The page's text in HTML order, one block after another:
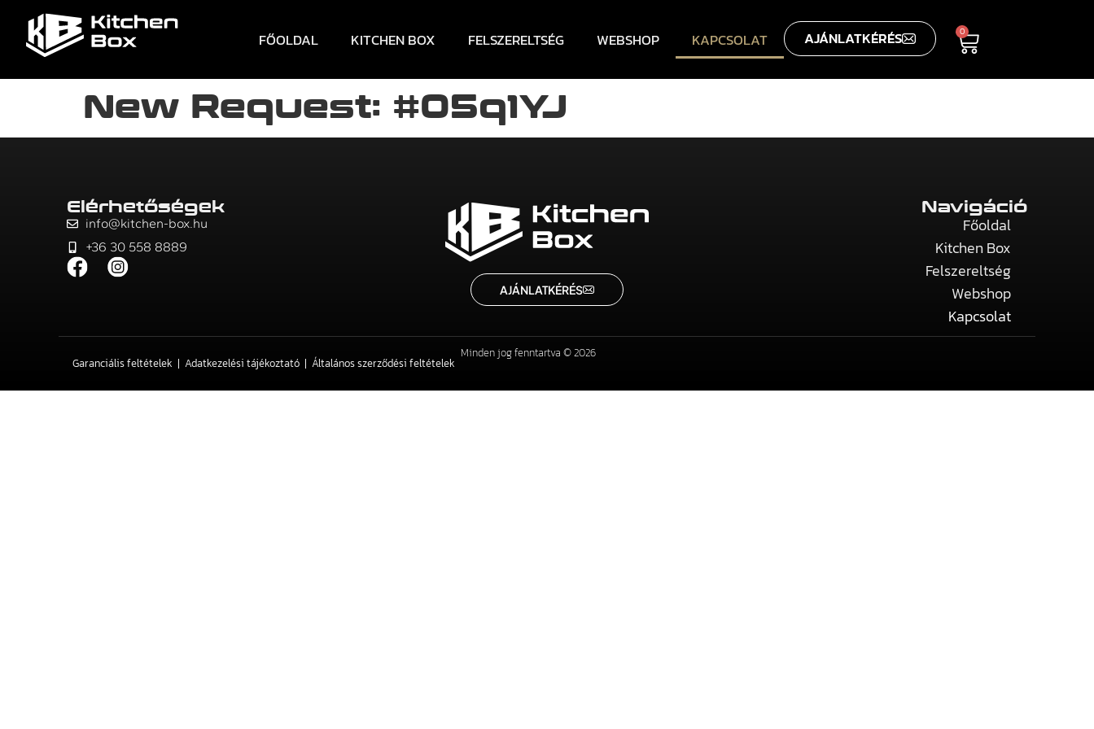
FŐOLDAL KITCHEN BOX FELSZERELTSÉG WEBSHOP KAPCSOLAT AJÁNLATKÉRÉS 0
New Request: #05q1YJ
Elérhetőségek
info@kitchen-box.hu
+36 30 558 8889
AJÁNLATKÉRÉS
Navigáció
Főoldal
Kitchen Box
Felszereltség
Webshop
Kapcsolat
Garanciális feltételek Adatkezelési tájékoztató Általános szerződési feltételek
Minden jog fenntartva © 2026